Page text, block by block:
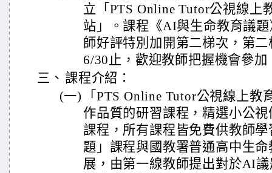
立「PTS Online Tutor公視線
站」。課程《AI與生命教育議
師好評特別加開第二梯次，第
6/30止，歡迎教師把握機會參加
三、 課程介紹：
(一)
「PTS Online Tutor公視線上
作品質的研習課程，精選小公
課程，所有課程皆免費供教師
題」課程與國教署普通高中生
展，由第一線教師提出對於AI